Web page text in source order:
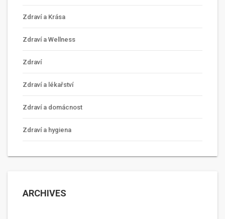
Zdraví a Krása
Zdraví a Wellness
Zdraví
Zdraví a lékařství
Zdraví a domácnost
Zdraví a hygiena
ARCHIVES